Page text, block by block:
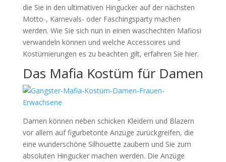
die Sie in den ultimativen Hingucker auf der nächsten
Motto-, Karnevals- oder Faschingsparty machen
werden. Wie Sie sich nun in einen waschechten Mafiosi
verwandeln können und welche Accessoires und
Kostümierungen es zu beachten gilt, erfahren Sie hier.
Das Mafia Kostüm für Damen
Damen können neben schicken Kleidern und Blazern
vor allem auf figurbetonte Anzüge zurückgreifen, die
eine wunderschöne Silhouette zaubern und Sie zum
absoluten Hingucker machen werden. Die Anzüge